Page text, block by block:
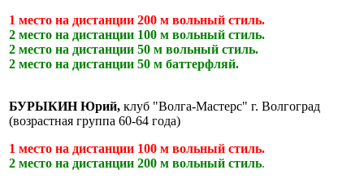
1 место на дистанции 200 м вольный стиль.
2 место на дистанции 100 м вольный стиль.
2 место на дистанции 50 м вольный стиль.
2 место на дистанции 50 м баттерфляй.
БУРЫКИН Юрий, клуб "Волга-Мастерс" г. Волгоград
(возрастная группа 60-64 года)
1 место на дистанции 100 м вольный стиль.
2 место на дистанции 200 м вольный стиль.